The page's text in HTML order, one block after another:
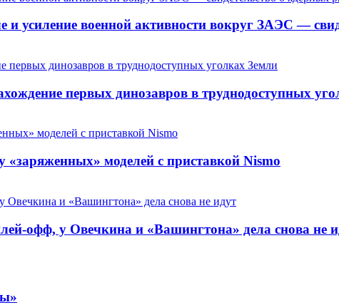
усиление военной активности вокруг ЗАЭС —
первых динозавров в труднодоступных
«заряженных» моделей с приставкой Nismo
офф, у Овечкина и «Вашингтона» дела снова не